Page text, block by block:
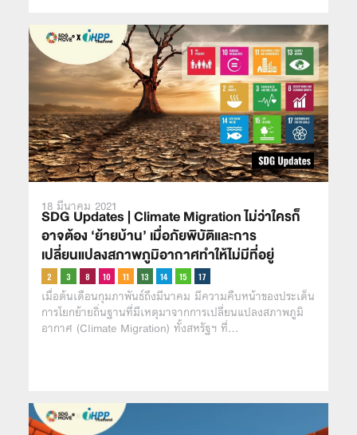
18 มีนาคม 2021
SDG Updates | Climate Migration ไม่ว่าใครก็
อาจต้อง ‘ย้ายบ้าน’ เมื่อภัยพิบัติและการ
เปลี่ยนแปลงสภาพภูมิอากาศทำให้ไม่มีที่อยู่
เมื่อต้นเดือนกุมภาพันธ์ถึงมีนาคม มีความคืบหน้าของประเด็น
การโยกย้ายถิ่นฐานที่มีเหตุมาจากการเปลี่ยนแปลงสภาพภูมิ
อากาศ (Climate Migration) ทั้งสหรัฐฯ ที่…